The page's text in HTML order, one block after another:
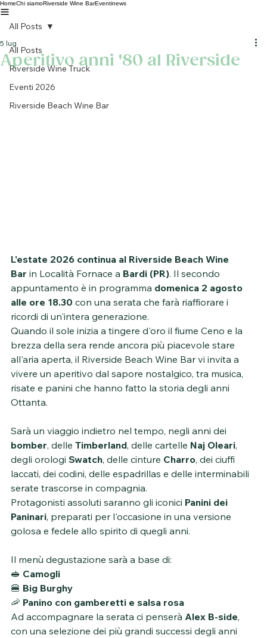
HomeChi siamoRiverside Wine BarEventinews
All Posts
Riverside Wine Truck
Eventi 2026
Riverside Beach Wine Bar
All Posts
Aperitivo anni '80 al Riverside
5 lug
L'estate 2026 continua al Riverside Beach Wine
Bar in Località Fornace a Bardi (PR). Il secondo
appuntamento è in programma domenica 2 agosto
alle ore 18.30 con una serata che farà riaffiorare i
ricordi di un'intera generazione.
Quando il sole inizia a tingere d'oro il fiume Ceno e la
brezza della sera rende ancora più piacevole stare
all'aria aperta, il Riverside Beach Wine Bar vi invita a
vivere un aperitivo dal sapore nostalgico, tra musica,
risate e panini che hanno fatto la storia degli anni
Ottanta.
Sarà un viaggio indietro nel tempo, negli anni dei
bomber, delle Timberland, delle cartelle Naj Oleari,
degli orologi Swatch, delle cinture Charro, dei ciuffi
laccati, dei codini, delle espadrillas e delle interminabili
serate trascorse in compagnia.
Protagonisti assoluti saranno gli iconici Panini dei
Paninari, preparati per l'occasione in una versione
golosa e fedele allo spirito di quegli anni.
Il menù degustazione sarà a base di:
🥪 Camogli
🍔 Big Burghy
🦐 Panino con gamberetti e salsa rosa
Ad accompagnare la serata ci penserà Alex B-side,
con una selezione dei più grandi successi degli anni